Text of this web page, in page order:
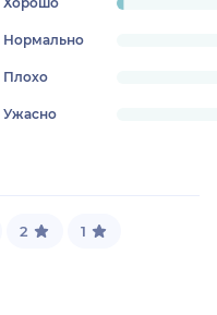
Нормально
Плохо
Ужасно
2 1